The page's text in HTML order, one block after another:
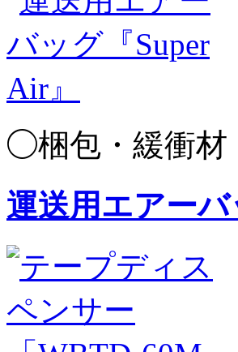
◯梱包・緩衝材
運送用エアー